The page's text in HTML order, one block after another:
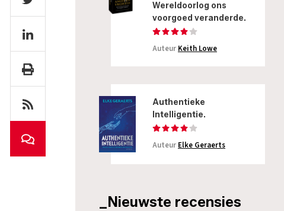
Wereldoorlog ons
voorgoed veranderde.
Auteur Keith Lowe
Authentieke
Intelligentie.
Auteur Elke Geraerts
_Nieuwste recensies